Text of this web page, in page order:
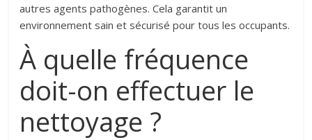
autres agents pathogènes. Cela garantit un
environnement sain et sécurisé pour tous les occupants.
À quelle fréquence
doit-on effectuer le
nettoyage ?